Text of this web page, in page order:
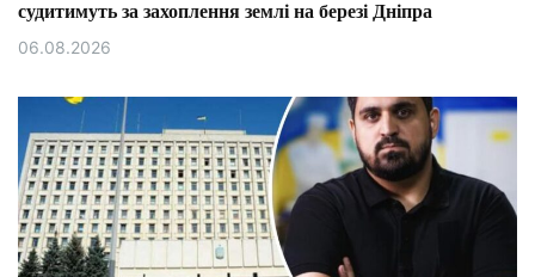
судитимуть за захоплення землі на березі Дніпра
06.08.2026